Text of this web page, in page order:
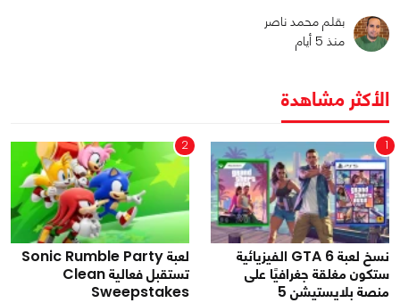
بقلم محمد ناصر
منذ 5 أيام
الأكثر مشاهدة
1
نسخ لعبة GTA 6 الفيزيائية
ستكون مغلقة جغرافيًا على
منصة بلايستيشن 5
2
لعبة Sonic Rumble Party
تستقبل فعالية Clean
Sweepstakes